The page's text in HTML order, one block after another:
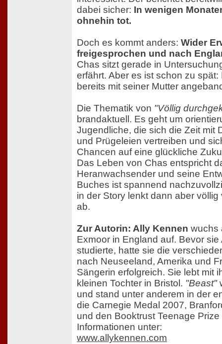
dabei sicher: In wenigen
ohnehin tot.
Doch es kommt anders: Wider
freigesprochen und nach
Chas sitzt gerade in
erfährt. Aber es ist schon zu
bereits mit seiner Mutter
Die Thematik von "Völlig
brandaktuell. Es geht um
Jugendliche, die sich die Zeit mit
und Prügeleien vertreiben und
Chancen auf eine glückliche
Das Leben von Chas entspricht
Heranwachsender und seine
Buches ist spannend
in der Story lenkt dann aber
ab.
Zur Autorin: Ally Kennen wuchs
Exmoor in England auf. Bevor sie
studierte, hatte sie die
nach Neuseeland, Amerika und
Sängerin erfolgreich. Sie lebt mit
kleinen Tochter in Bristol. "Beast"
und stand unter anderem in der
die Carnegie Medal 2007,
und den Booktrust Teenage
Informationen unter:
www.allykennen.com